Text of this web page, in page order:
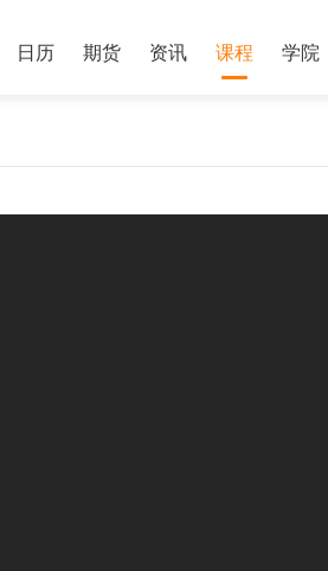
日历 期货 资讯 课程 学院